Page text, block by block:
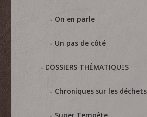
On en parle
Un pas de côté
DOSSIERS THÉMATIQUES
Chroniques sur les déchets
Super Tempête